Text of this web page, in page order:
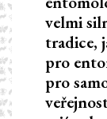
velmi
tradice,
pro
pro